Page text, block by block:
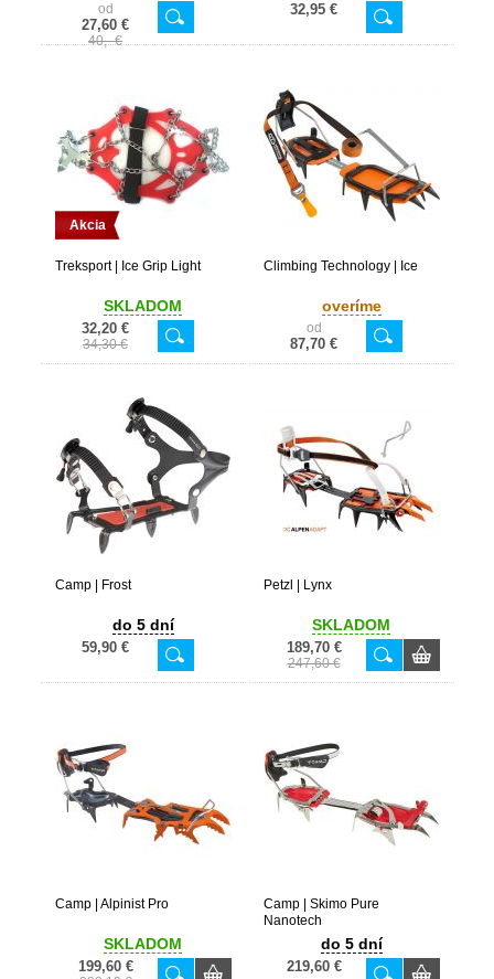
od
27,60 €
40,- €
32,95 €
Akcia
Treksport | Ice Grip Light
SKLADOM
32,20 €
34,30 €
Climbing Technology | Ice
overíme
od
87,70 €
Camp | Frost
do 5 dní
59,90 €
Petzl | Lynx
SKLADOM
189,70 €
247,60 €
Camp | Alpinist Pro
SKLADOM
199,60 €
Camp | Skimo Pure
Nanotech
do 5 dní
219,60 €